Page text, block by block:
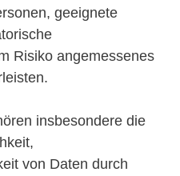
geeignete
Risiko angemessenes
insbesondere die
von Daten durch